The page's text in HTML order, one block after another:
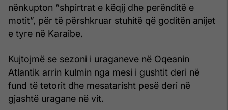
nënkupton “shpirtrat e këqij dhe perënditë e
motit”, për të përshkruar stuhitë që goditën anijet
e tyre në Karaibe.
Kujtojmë se sezoni i uraganeve në Oqeanin
Atlantik arrin kulmin nga mesi i gushtit deri në
fund të tetorit dhe mesatarisht pesë deri në
gjashtë uragane në vit.